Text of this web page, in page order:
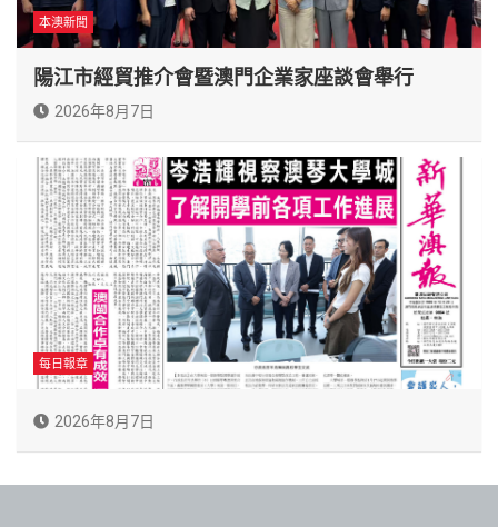
本澳新聞
陽江市經貿推介會暨澳門企業家座談會舉行
2026年8月7日
每日報章
2026年8月7日